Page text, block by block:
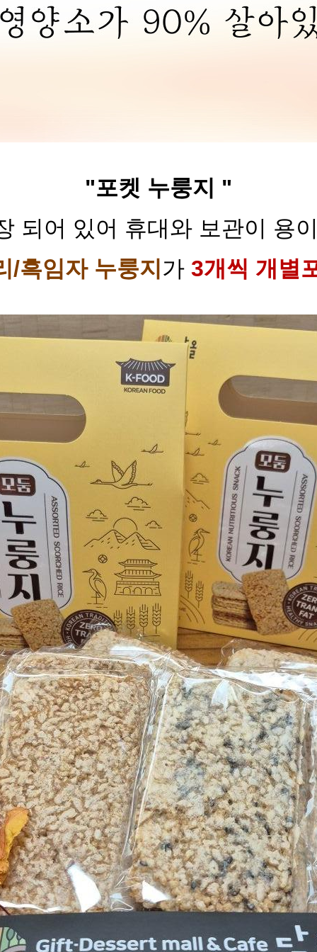
"포켓 누룽지 "
되어 있어 휴대와 보관이 용
/흑임자누룽지가 3개씩 개별